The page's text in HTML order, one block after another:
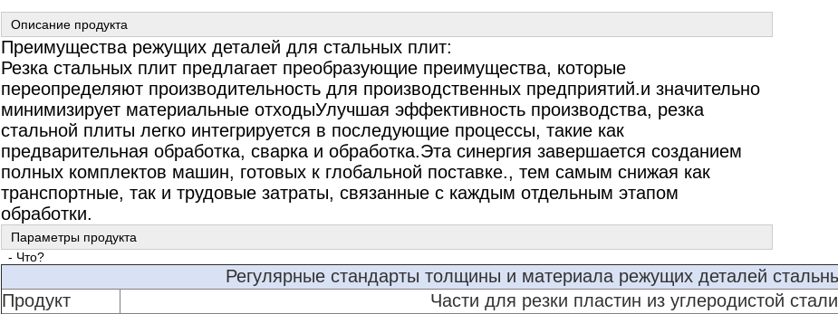
Описание продукта
Преимущества режущих деталей для стальных плит:
Резка стальных плит предлагает преобразующие преимущества, которые
переопределяют производительность для производственных предприятий.и значительно
минимизирует материальные отходыУлучшая эффективность производства, резка
стальной плиты легко интегрируется в последующие процессы, такие как
предварительная обработка, сварка и обработка.Эта синергия завершается созданием
полных комплектов машин, готовых к глобальной поставке., тем самым снижая как
транспортные, так и трудовые затраты, связанные с каждым отдельным этапом
обработки.
Параметры продукта
- Что?
Регулярные стандарты толщины и материала режущих деталей
Продукт
Части для резки пластин из углеродистой стали